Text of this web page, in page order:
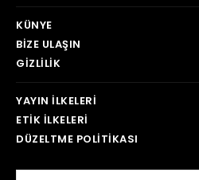
KÜNYE
BIZE ULAŞIN
GIZLILIK
YAYIN İLKELERI
ETIK İLKELERI
DÜZELTME POLITIKASI